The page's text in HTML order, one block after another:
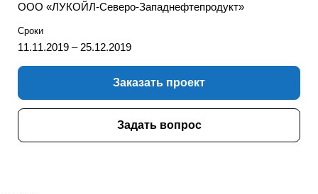
ООО «ЛУКОЙЛ-Северо-Западнефтепродукт»
Сроки
11.11.2019 – 25.12.2019
Заказать проект
Задать вопрос